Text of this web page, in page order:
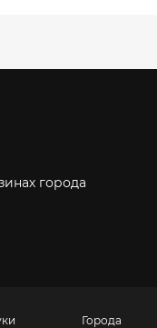
города
Города